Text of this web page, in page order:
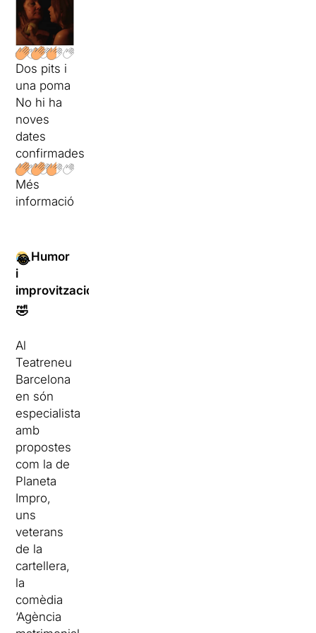
Dos pits i
una poma
No hi ha
noves
dates
confirmades
Més
informació
😂Humor
i
improvitzacions
🤣
Al
Teatreneu
Barcelona
en són
especialista
amb
propostes
com la de
Planeta
Impro,
uns
veterans
de la
cartellera,
la
comèdia
‘Agència